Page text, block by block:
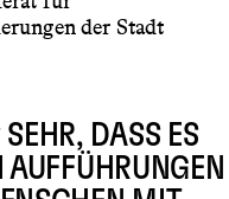
der Stadt
DASS ES